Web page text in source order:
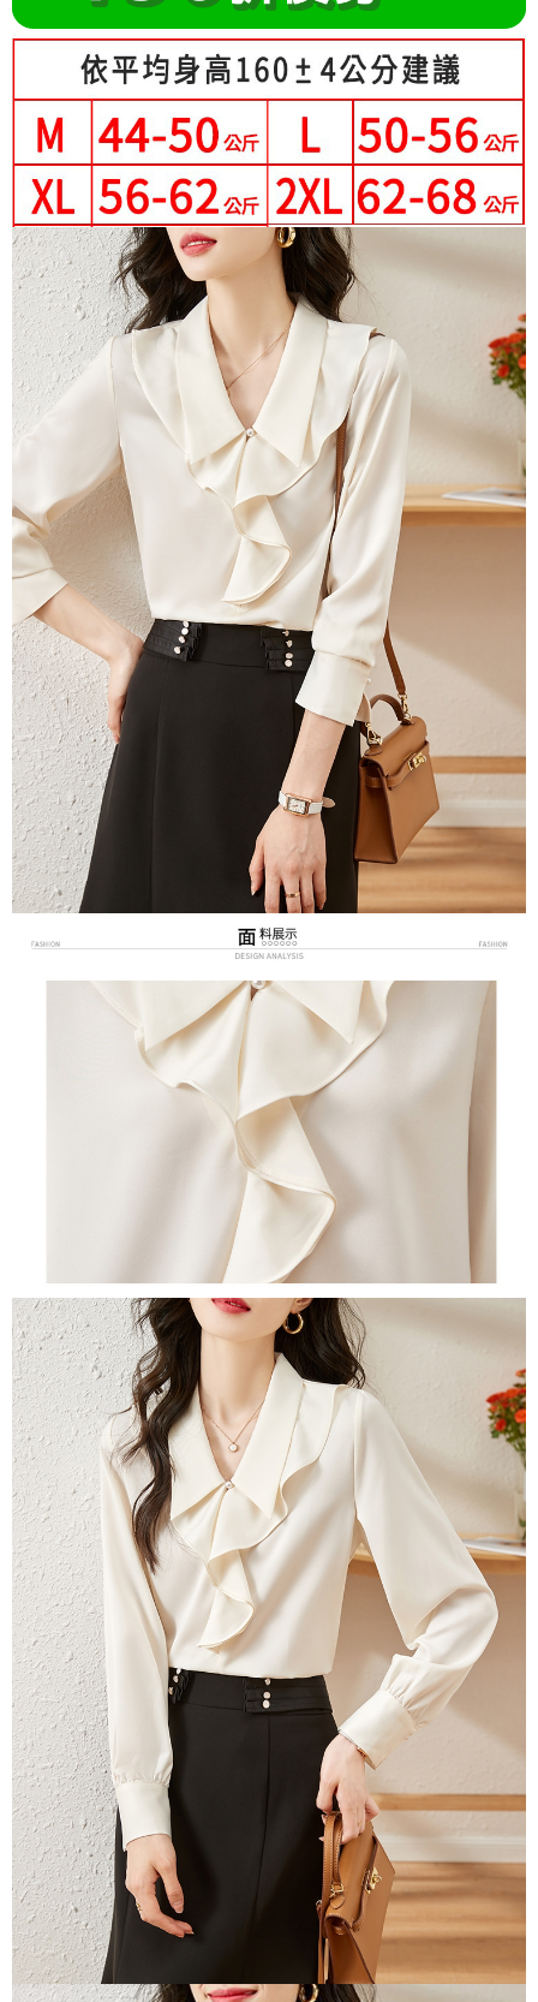
2.透過簡訊連結打開帳單後，可選擇「超商條碼／台灣大直營門市／銀行轉
帳／街口支付／iPASS MONEY」等通路繳費。
【注意事項】
用戶於交易時，得透過本服務購買商品或服務，並由商店將買賣／分期付款
買賣價金債權讓與本公司後，依約使用本公司帳單繳交帳款。
2.基於同意付款使用「大哥付你分期」之契約關係目的，商店將以您的個人
資料（包含姓名、電話或地址）提供予台灣大哥大進項蒐集、處理及利用，
由本公司與您本人進行分期帳單所需資料之確認、核對及更正。
3.完整用戶服務條款，請詳閱以下連結：https://oppay.tw/userRule
１．於結帳方式選擇「AFTEE先享後付」後，將跳轉至「AFTEE先享後付」
結帳頁面，進行簡訊認證並確認金額後，即可完成結帳。
２．訂單成立數日內，您將收到繳費通知簡訊。
３．收到繳費通知簡訊後14天內，點擊此簡訊中的連結，可透過四大超商／
ATM／網路銀行／等多元方式進行付款，方視為交易完成。
※ 請注意：結帳手續完成當下不需立刻繳費，但若您需要取消訂單，請聯絡
購買商品的店家。未經商家同意取消之訂單仍視為有效，需透過AFTEE先享
後付繳納相關費用。
※ 交易是否成功請以「AFTEE先享後付 」之結帳頁面顯示為準，若有關於
是否繳費成功／繳費後需取消欲退款等相關疑問，請聯繫「AFTEE先享後付
客戶支援中心」https://netprotections.freshdesk.com/support/home
【注意事項】
１．透過由恩沛科技股份有限公司提供之「AFTEE先享後付」服務完成之交
易，需依本服務之必要範圍內提供個人資料，並將交易相關給付款項請求債
權轉讓予恩沛科技股份有限公司。
２．關於個人資料處理事宜，請瀏覽以下網址：
https://aftee.tw/terms/#terms3
３．未成年的使用者請事先徵得法定代理人或監護人之同意方可使用
「AFTEE先享後付」，若未經同意申辦者引起之損失，本公司不負相關責
４．使用「AFTEE先享後付」時，將依據個別帳號之用戶狀況，依本公司即
時審查核予不同之上限額度；若仍有額度不足之情形，本公司將視審查結果
請求用戶進行身份認證。
５．嚴禁一人註冊多個帳號或使用他人資訊註冊。若發現惡意使用之情形，
恩沛科技股份有限公司將有權停止該用戶之使用額度並採取法律行動。
全家付款取貨
每筆NT$80，滿NT$699(含以上)免運費
付款後全家取貨
每筆NT$80，滿NT$699(含以上)免運費
付款後萊爾富取貨
每筆NT$80，滿NT$699(含以上)免運費
7-11付款取貨
每筆NT$80，滿NT$699(含以上)免運費
付款後7-11取貨
每筆NT$80，滿NT$699(含以上)免運費
宅配
每筆NT$70，滿NT$699(含以上)免運費
離島-郵局寄送
每筆NT$90，滿NT$699(含以上)免運費
國家/地區配送